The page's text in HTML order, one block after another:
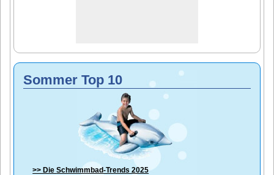
Sommer Top 10
>> DieSchwimmbad-Trends 2025